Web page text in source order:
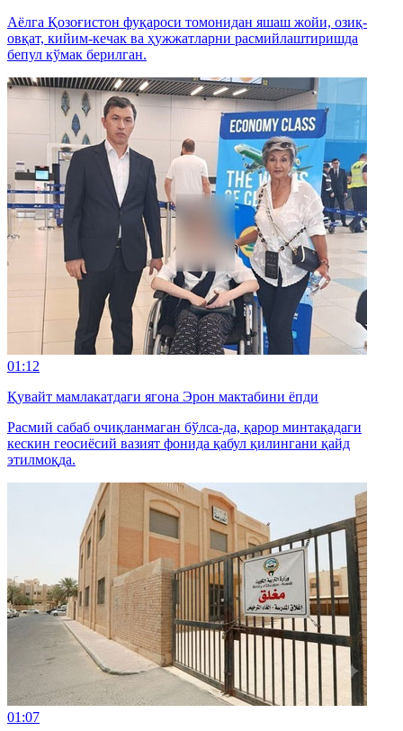
Аёлга Қозоғистон фуқароси томонидан яшаш жойи, озиқ-
овқат, кийим-кечак ва ҳужжатларни расмийлаштиришда
бепул кўмак берилган.
01:12
Қувайт мамлакатдаги ягона Эрон мактабини ёпди
Расмий сабаб очиқланмаган бўлса-да, қарор минтақадаги
кескин геосиёсий вазият фонида қабул қилингани қайд
этилмоқда.
01:07